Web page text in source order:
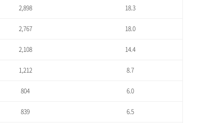
2,898 18.3
2,767 18.0
2,108 14.4
1,212 8.7
804 6.0
839 6.5